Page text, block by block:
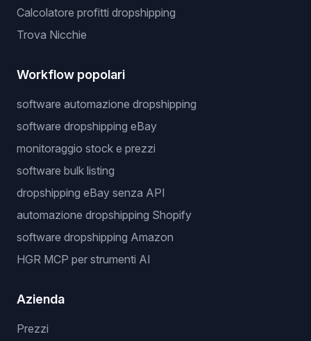
Calcolatore profitti dropshipping
Trova Nicchie
Workflow popolari
software automazione dropshipping
software dropshipping eBay
monitoraggio stock e prezzi
software bulk listing
dropshipping eBay senza API
automazione dropshipping Shopify
software dropshipping Amazon
HGR MCP per strumenti AI
Azienda
Prezzi